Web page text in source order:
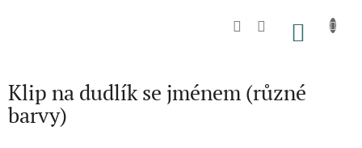
Klip na dudlík se jménem (různé
barvy)